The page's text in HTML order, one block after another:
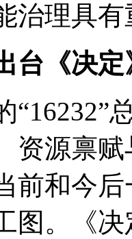
治理具
《决定
资源禀
前和今
图 。
《